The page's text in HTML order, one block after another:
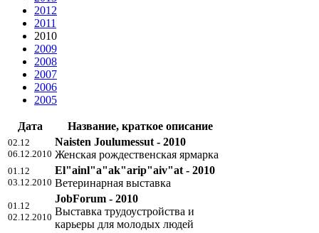
2012
2011
2010
2009
2008
2007
2006
2005
Дата Название, краткое описание
02.12
06.12.2010
Naisten Joulumessut - 2010
Женская рождественская ярмарка
01.12
03.12.2010
El"ainl"a"ak"arip"aiv"at - 2010
Ветеринарная выставка
01.12
02.12.2010
JobForum - 2010
Выставка трудоустройства и
карьеры для молодых людей